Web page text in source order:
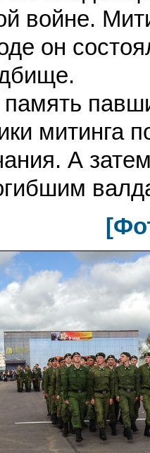
войне.
он
митинга
А